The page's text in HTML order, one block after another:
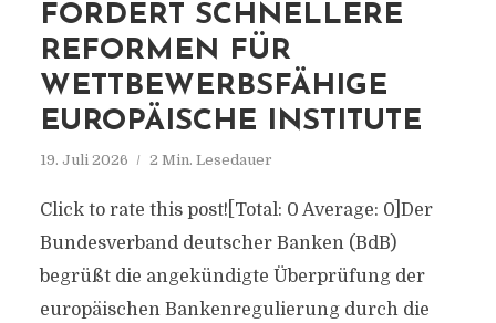
FORDERT SCHNELLERE
REFORMEN FÜR
WETTBEWERBSFÄHIGE
EUROPÄISCHE INSTITUTE
19. Juli 2026 2 Min. Lesedauer
Click to rate this post![Total: 0 Average: 0]Der
Bundesverband deutscher Banken (BdB)
begrüßt die angekündigte Überprüfung der
europäischen Bankenregulierung durch die